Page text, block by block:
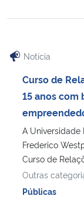
Notícia
Curso de
15 anos com
A Universidade
Frederico
Curso de
Outras
Públicas